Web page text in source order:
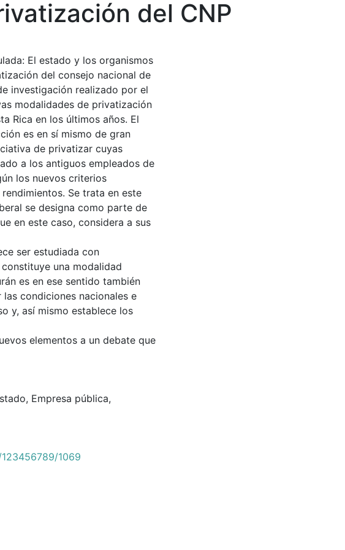
del CNP
El estado y los organismos
del consejo nacional de
investigación realizado por el
modalidades de privatización
Rica en los últimos años. El
es en sí mismo de gran
de privatizar cuyas
a los antiguos empleados de
los nuevos criterios
Se trata en este
se designa como parte de
en este caso, considera a sus
ser estudiada con
una modalidad
es en ese sentido también
condiciones nacionales e
y, así mismo establece los
elementos a un debate que
, Empresa pública,
1069